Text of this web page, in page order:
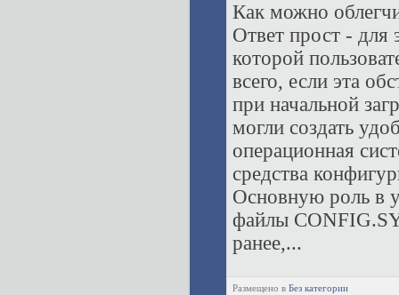
Как можно
Ответ прост - для
которой
всего, если эта
при начальной
могли создать
операционная
средства
Основную роль в
файлы
ранее,...
Размещено в Без категории